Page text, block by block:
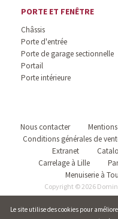
PORTE ET FENÊTRE
Châssis
Porte d'entrée
Porte de garage sectionnelle
Portail
Porte intérieure
Nous contacter
Conditions générales de
Extranet
Carrelage à Lille
Menuiserie à
Copyright © 2026
Le site utilise des cookies pour